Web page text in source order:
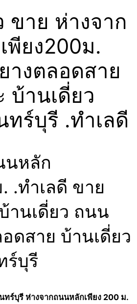
ขาย ห่างจาก
พียง200ม.
างตลอดสาย
บ้านเดี่ยว
ทร์บุรี .ทำเลดี
นหลัก
.ทำเลดี ขาย
านเดี่ยว ถนน
ดสาย บ้านเดี่ยว
ร์บุรี
ทร์บุรี ห่างจากถนนหลักเพียง 200 ม.